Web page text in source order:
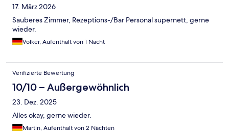
17. März 2026
Sauberes Zimmer, Rezeptions-/Bar Personal supernett, gerne
wieder.
Volker, Aufenthalt von 1 Nacht
Verifizierte Bewertung
10/10 – Außergewöhnlich
23. Dez. 2025
Alles okay, gerne wieder.
Martin, Aufenthalt von 2 Nächten